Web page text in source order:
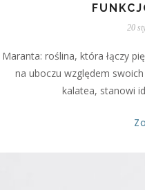
20
Maranta: roślina, która łączy
na uboczu względem
kalatea, stanowi